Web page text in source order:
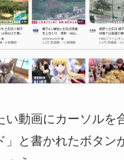
い動画にカーソルを
」と書かれたボタン